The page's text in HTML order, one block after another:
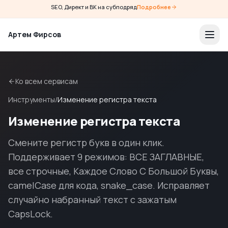
SEO, Директ и ВК на субподрядПодробнее
Артем Фирсов
Ко всем сервисам
Инструменты/Изменение регистра текста
Изменение регистра текста
Смените регистр букв в один клик.
Поддерживает 9 режимов: ВСЕ ЗАГЛАВНЫЕ,
все строчные, Каждое Слово С Большой Буквы,
camelCase для кода, snake_case. Исправляет
случайно набранный текст с зажатым
CapsLock.